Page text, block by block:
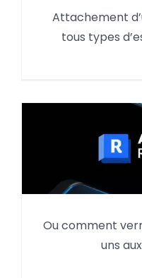
d’échiffre
Attachement
tous types
Revit,
Ou comment
uns